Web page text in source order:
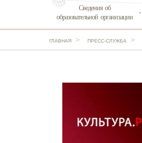
Сведения об
образовательной организации
ГЛАВНАЯ > ПРЕСС-СЛУЖБА >